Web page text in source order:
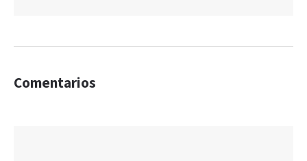
Comentarios